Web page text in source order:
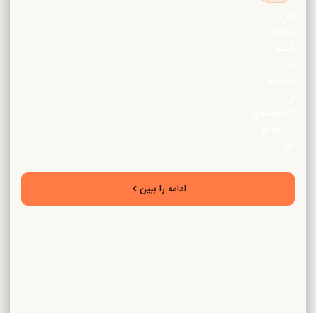
تخصصی
دامپروری
ادامه را ببین